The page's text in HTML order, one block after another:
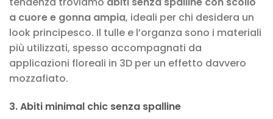
a cuore e gonna ampia, ideali per chi desidera un
look principesco. Il tulle e l’organza sono i materiali
più utilizzati, spesso accompagnati da
applicazioni floreali in 3D per un effetto davvero
mozzafiato.
3. Abiti minimal chic senza spalline